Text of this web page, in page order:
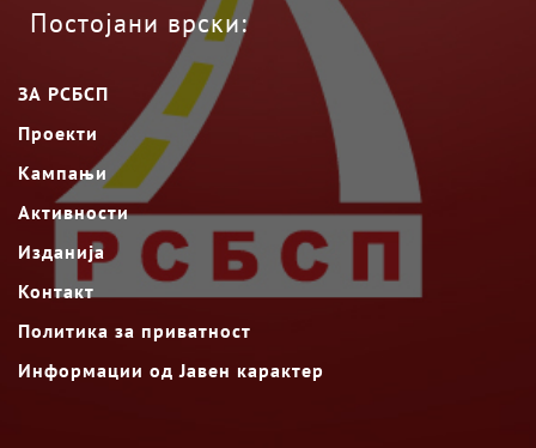
Постојани врски:
ЗА РСБСП
Проекти
Кампањи
Активности
Изданија
Контакт
Политика за приватност
Информации од Јавен карактер